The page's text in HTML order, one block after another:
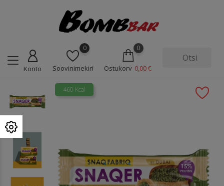
Konto
0
Soovinimekiri
0
Ostukorv 0,00 €
460 Kcal